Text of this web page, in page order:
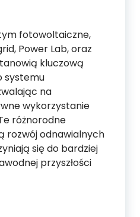
fotowoltaiczne,
Power Lab, oraz
kluczową
systemu
na
wykorzystanie
różnorodne
rozwój odnawialnych
się do bardziej
przyszłości